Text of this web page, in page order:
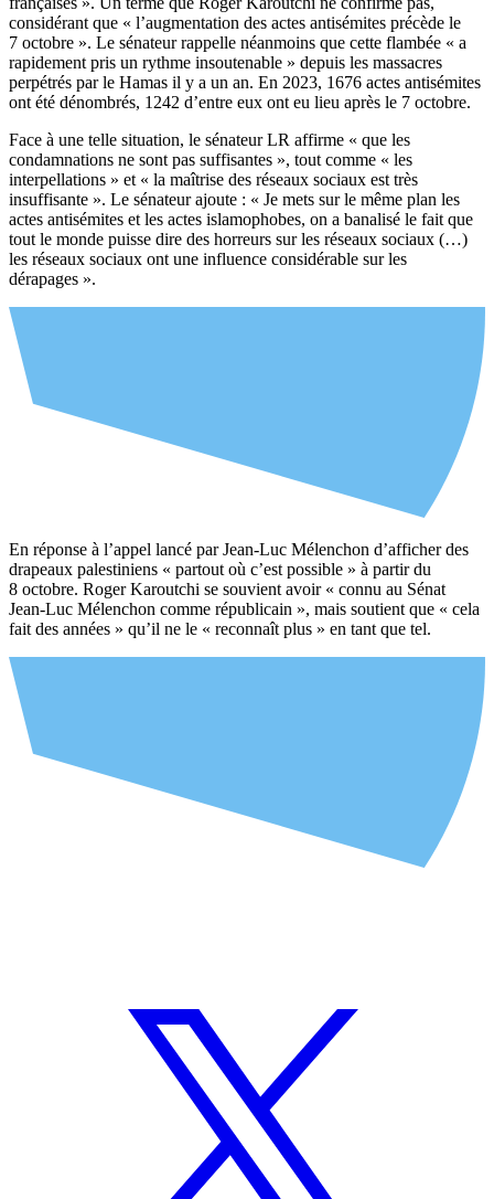
considérant que « l’augmentation des actes antisémites précède le
7 octobre ». Le sénateur rappelle néanmoins que cette flambée « a
rapidement pris un rythme insoutenable » depuis les massacres
perpétrés par le Hamas il y a un an. En 2023, 1676 actes antisémites
ont été dénombrés, 1242 d’entre eux ont eu lieu après le 7 octobre.
Face à une telle situation, le sénateur LR affirme « que les
condamnations ne sont pas suffisantes », tout comme « les
interpellations » et « la maîtrise des réseaux sociaux est très
insuffisante ». Le sénateur ajoute : « Je mets sur le même plan les
actes antisémites et les actes islamophobes, on a banalisé le fait que
tout le monde puisse dire des horreurs sur les réseaux sociaux (…)
les réseaux sociaux ont une influence considérable sur les
dérapages ».
En réponse à l’appel lancé par Jean-Luc Mélenchon d’afficher des
drapeaux palestiniens « partout où c’est possible » à partir du
8 octobre. Roger Karoutchi se souvient avoir « connu au Sénat
Jean-Luc Mélenchon comme républicain », mais soutient que « cela
fait des années » qu’il ne le « reconnaît plus » en tant que tel.